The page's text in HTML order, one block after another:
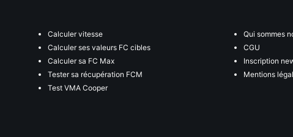
Calculer vitesse
Calculer ses valeurs FC cibles
Calculer sa FC Max
Tester sa récupération FCM
Test VMA Cooper
Qui sommes
CGU
Inscription
Mentions